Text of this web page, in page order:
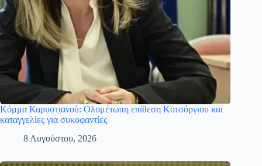
Κόμμα Καρυστιανού: Ολομέτωπη επίθεση Κοτσόργιου και
καταγγελίες για συκοφαντίες
8 Αυγούστου, 2026